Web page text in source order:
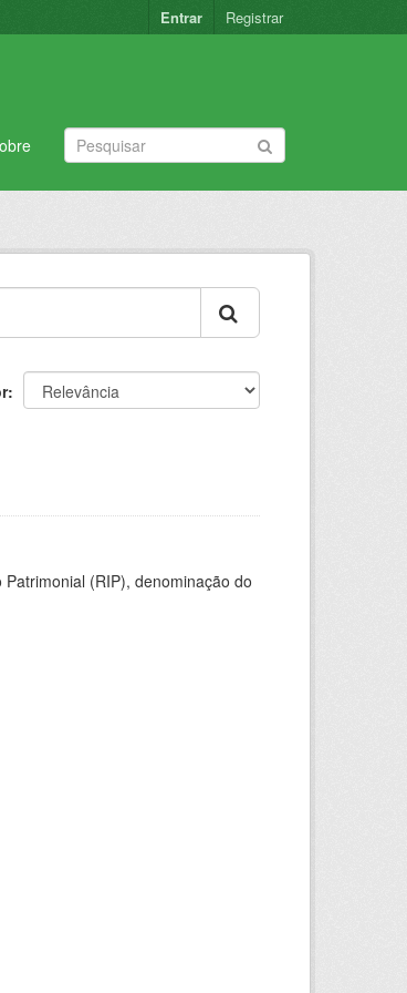
Entrar Registrar
(RIP), denominação do